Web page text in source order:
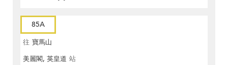
85A
往 寶馬山
美麗閣, 英皇道 站